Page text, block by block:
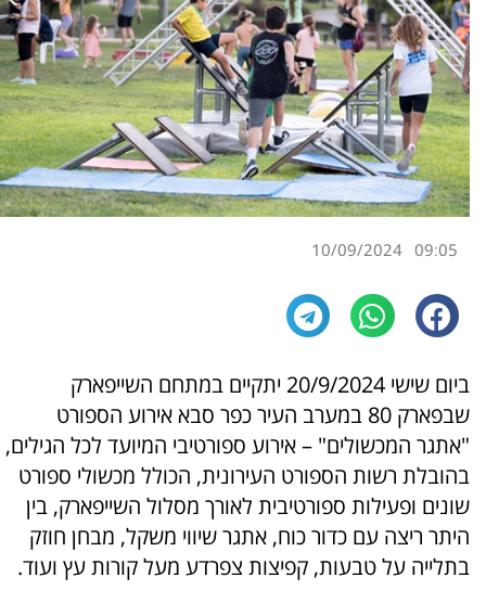
09:05
10/09/2024
ביום שישי 20/9/2024 יתקיים במתחם השייפארק
שבפארק 80 במערב העיר כפר סבא אירוע הספורט
"אתגר המכשולים" – אירוע ספורטיבי המיועד לכל הגילים,
בהובלת רשות הספורט העירונית, הכולל מכשולי ספורט
שונים ופעילות ספורטיבית לאורך מסלול השייפארק, בין
היתר ריצה עם כדור כוח, אתגר שיווי משקל, מבחן חוזק
בתלייה על טבעות, קפיצות צפרדע מעל קורות עץ ועוד.